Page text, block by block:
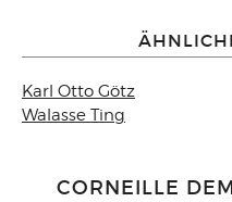
Karl Otto Götz
Walasse Ting
CORNEILLE